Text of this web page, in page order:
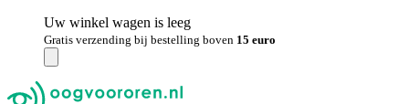
Uw winkel wagen is leeg
Gratis verzending bij bestelling boven 15 euro